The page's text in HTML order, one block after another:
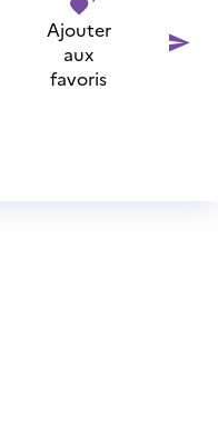
Ajouter
aux
favoris